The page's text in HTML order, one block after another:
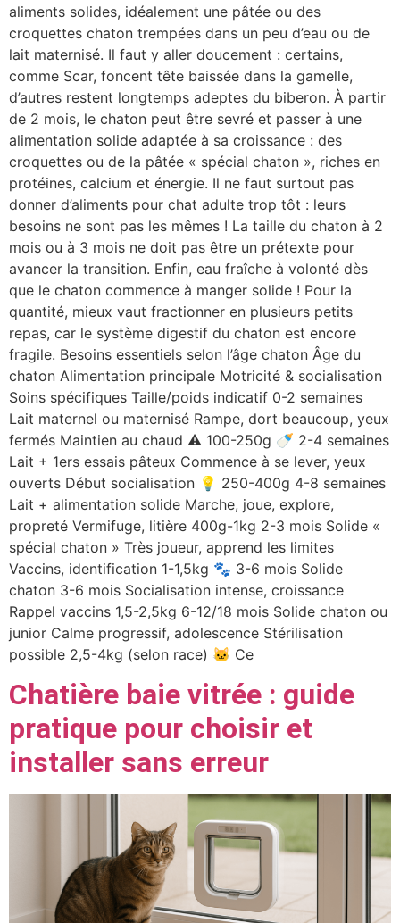
aliments solides, idéalement une pâtée ou des
croquettes chaton trempées dans un peu d’eau ou de
lait maternisé. Il faut y aller doucement : certains,
comme Scar, foncent tête baissée dans la gamelle,
d’autres restent longtemps adeptes du biberon. À partir
de 2 mois, le chaton peut être sevré et passer à une
alimentation solide adaptée à sa croissance : des
croquettes ou de la pâtée « spécial chaton », riches en
protéines, calcium et énergie. Il ne faut surtout pas
donner d’aliments pour chat adulte trop tôt : leurs
besoins ne sont pas les mêmes ! La taille du chaton à 2
mois ou à 3 mois ne doit pas être un prétexte pour
avancer la transition. Enfin, eau fraîche à volonté dès
que le chaton commence à manger solide ! Pour la
quantité, mieux vaut fractionner en plusieurs petits
repas, car le système digestif du chaton est encore
fragile. Besoins essentiels selon l’âge chaton Âge du
chaton Alimentation principale Motricité & socialisation
Soins spécifiques Taille/poids indicatif 0-2 semaines
Lait maternel ou maternisé Rampe, dort beaucoup, yeux
fermés Maintien au chaud ⚠️ 100-250g 🍼 2-4 semaines
Lait + 1ers essais pâteux Commence à se lever, yeux
ouverts Début socialisation 💡 250-400g 4-8 semaines
Lait + alimentation solide Marche, joue, explore,
propreté Vermifuge, litière 400g-1kg 2-3 mois Solide «
spécial chaton » Très joueur, apprend les limites
Vaccins, identification 1-1,5kg 🐾 3-6 mois Solide
chaton 3-6 mois Socialisation intense, croissance
Rappel vaccins 1,5-2,5kg 6-12/18 mois Solide chaton ou
junior Calme progressif, adolescence Stérilisation
possible 2,5-4kg (selon race) 🐱 Ce
Chatière baie vitrée : guide
pratique pour choisir et
installer sans erreur